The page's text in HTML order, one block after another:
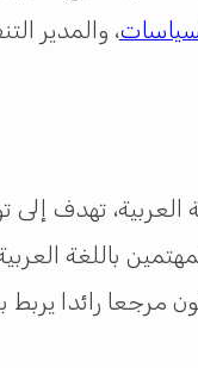
، والمدير
تهدف إلى
باللغة
مرجعا رائدا